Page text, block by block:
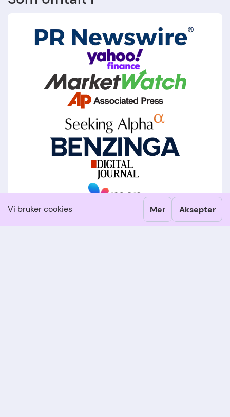
Vi bruker cookies Mer Aksepter
dager. Kundeservice
sier det er en feil
dager etter har de
fortsatt samme
varebeholdning og
leveringstid og har i
tillegg sendt ut
med tilbud på